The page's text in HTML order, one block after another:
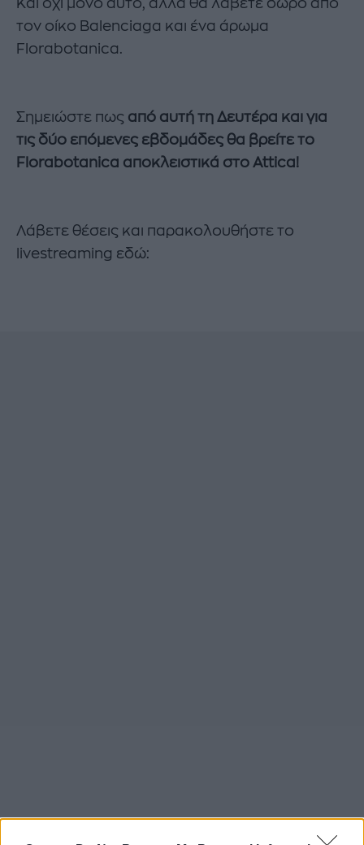
Και όχι μόνο αυτό, αλλά θα λάβετε δώρο από
τον οίκο Balenciaga και ένα άρωμα
Florabotanica.
Σημειώστε πως από αυτή τη Δευτέρα και για
τις δύο επόμενες εβδομάδες θα βρείτε το
Florabotanica αποκλειστικά στο Attica!
Λάβετε θέσεις και παρακολουθήστε το
livestreaming εδώ: